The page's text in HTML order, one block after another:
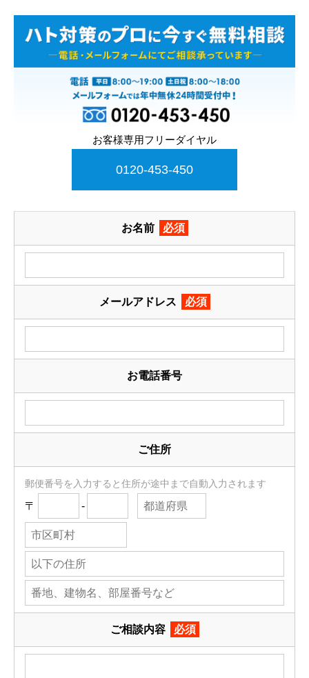
お客様専用フリーダイヤル
0120-453-450
お名前 必須
メールアドレス 必須
お電話番号
ご住所
郵便番号を入力すると住所が途中まで自動入力されます
〒 -
ご相談内容 必須